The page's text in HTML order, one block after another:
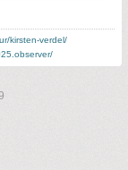
kirsten-verdel/